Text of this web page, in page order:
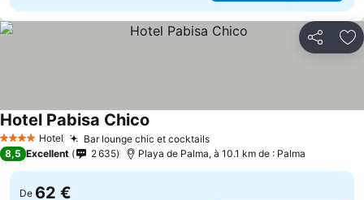
Partager
4 Étoiles Hotel Bar lounge chic et cocktails
Hotel Pabisa Chico
8,5 Excellent 2 635 Playa de Palma, à 10.1 km de : Palma
De 62 €